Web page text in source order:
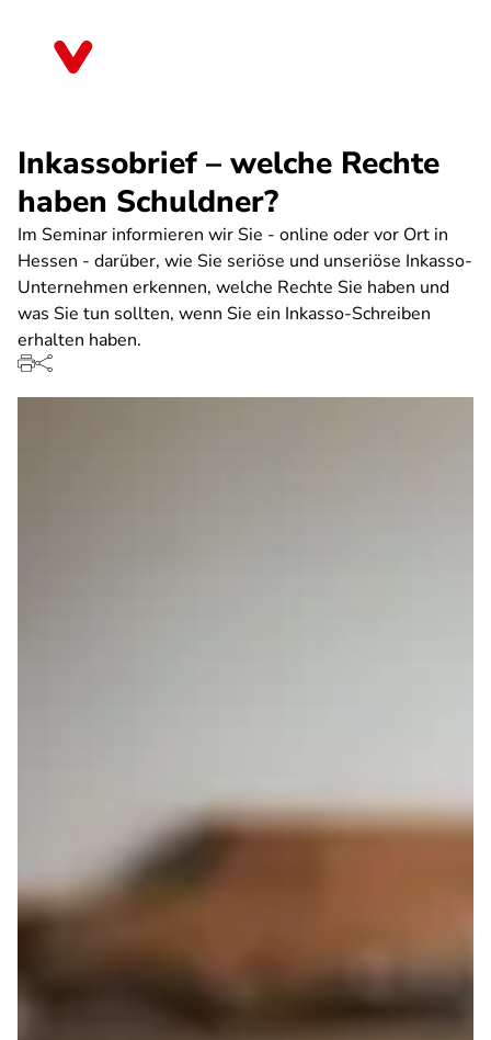
Inkassobrief – welche Rechte
haben Schuldner?
Im Seminar informieren wir Sie - online oder vor Ort in
Hessen - darüber, wie Sie seriöse und unseriöse Inkasso-
Unternehmen erkennen, welche Rechte Sie haben und
was Sie tun sollten, wenn Sie ein Inkasso-Schreiben
erhalten haben.